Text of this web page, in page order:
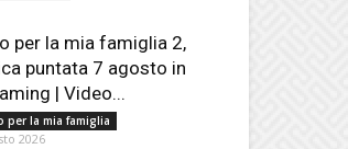
per la mia famiglia 2,
puntata 7 agosto in
| Video...
per la mia famiglia
2026